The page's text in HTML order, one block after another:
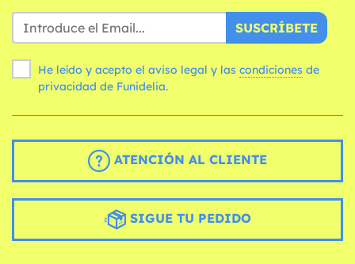
SUSCRÍBETE
He leído y acepto el aviso legal y las condiciones
privacidad de Funidelia.
ATENCIÓN AL CLIENTE
SIGUE TU PEDIDO